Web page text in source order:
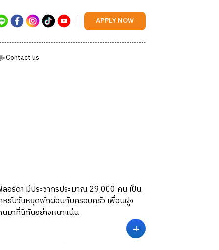
Contact us APPLY NOW
Contact us
อริดา มีประชากรประมาณ 29,000 คน เป็น
ำหรับวันหยุดพักผ่อนกับครอบครัว เพื่อนฝูง
มาที่นี่กันอย่างหนาแน่น
+